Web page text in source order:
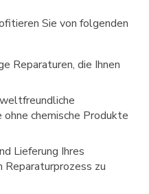
Sie von folgenden
Reparaturen, die Ihnen
chemische Produkte
Lieferung Ihres
Reparaturprozess zu